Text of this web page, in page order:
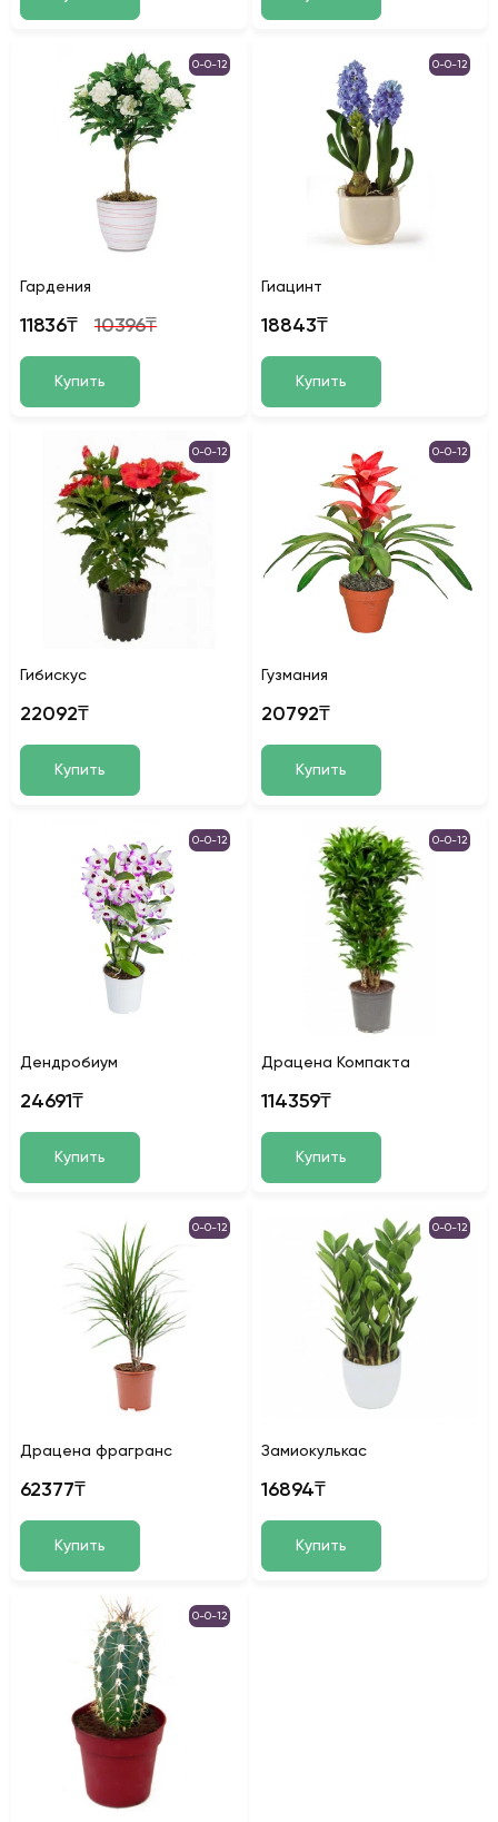
0-0-12
Гардения
11836₸ 10396₸
Купить
0-0-12
Гиацинт
18843₸
Купить
0-0-12
Гибискус
22092₸
Купить
0-0-12
Гузмания
20792₸
Купить
0-0-12
Дендробиум
24691₸
Купить
0-0-12
Драцена Компакта
114359₸
Купить
0-0-12
Драцена фрагранс
62377₸
Купить
0-0-12
Замиокулькас
16894₸
Купить
0-0-12